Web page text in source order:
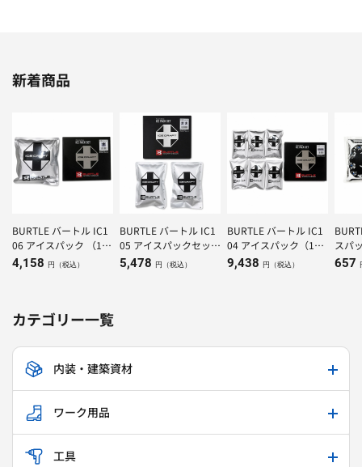
新着商品
BURTLE バートル IC1
06 アイスパック （1K
g）×1個
4,158 円（税込）
BURTLE バートル IC1
05 アイスパックセット
（500g）×２個
5,478 円（税込）
BURTLE バートル IC1
04 アイスパック（150
g）×6個
9,438 円（税込）
スパ
657
カテゴリー一覧
内装・建築資材
ワーク用品
工具